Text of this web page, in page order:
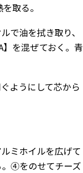
取る。
で油を拭き取り、
を混ぜておく。青
ようにして芯から
ミホイルを広げて
。➃をのせてチーズ